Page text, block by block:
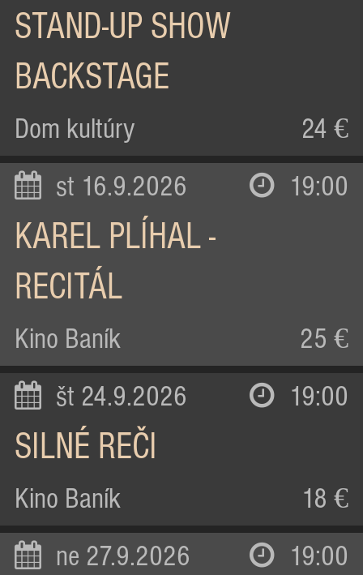
STAND-UP SHOW
BACKSTAGE
Dom kultúry 24 €
st 16.9.2026 19:00
KAREL PLÍHAL -
RECITÁL
Kino Baník 25 €
št 24.9.2026 19:00
SILNÉ REČI
Kino Baník 18 €
ne 27.9.2026 19:00